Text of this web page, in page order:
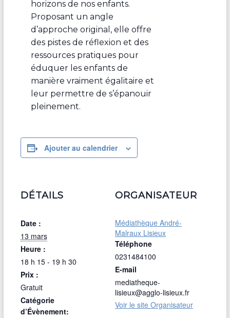
horizons de nos enfants.
Proposant un angle
d’approche original, elle offre
des pistes de réflexion et des
ressources pratiques pour
éduquer les enfants de
manière vraiment égalitaire et
leur permettre de s’épanouir
pleinement.
Ajouter au calendrier
DÉTAILS
Date :
13 mars
Heure :
18 h 15 - 19 h 30
Prix :
Gratuit
Catégorie
d’Évènement:
ORGANISATEUR
Médiathèque André-
Malraux Lisieux
Téléphone
0231484100
E-mail
mediatheque-
lisieux@agglo-lisieux.fr
Voir le site Organisateur